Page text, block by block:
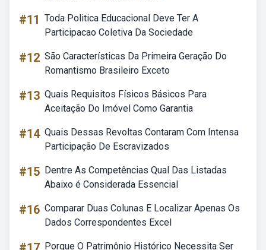
#11 Toda Politica Educacional Deve Ter A
Participacao Coletiva Da Sociedade
#12 São Características Da Primeira Geração Do
Romantismo Brasileiro Exceto
#13 Quais Requisitos Físicos Básicos Para
Aceitação Do Imóvel Como Garantia
#14 Quais Dessas Revoltas Contaram Com Intensa
Participação De Escravizados
#15 Dentre As Competências Qual Das Listadas
Abaixo é Considerada Essencial
#16 Comparar Duas Colunas E Localizar Apenas Os
Dados Correspondentes Excel
Porque O Patrimônio Histórico Necessita Ser